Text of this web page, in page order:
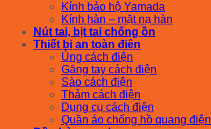
Kính bảo hộ Yamada
Kính hàn – mặt nạ hàn
Nút tai, bịt tai chống ồn
Thiết bị an toàn điện
Ủng cách điện
Găng tay cách điện
Sào cách điện
Thảm cách điện
Dụng cụ cách điện
Quần áo chống hồ quang điện